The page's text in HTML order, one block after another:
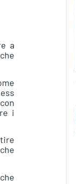
a
i